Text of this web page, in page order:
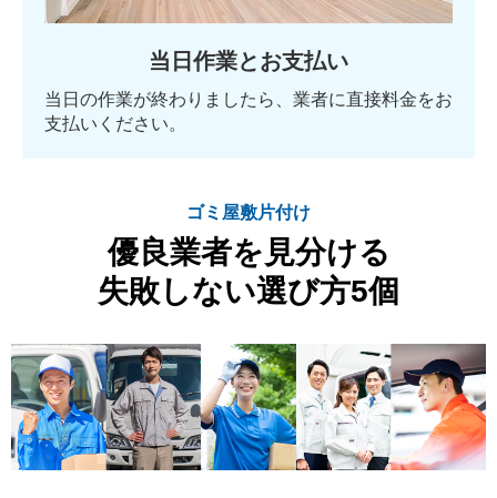
当日作業とお支払い
当日の作業が終わりましたら、業者に直接料金をお
支払いください。
ゴミ屋敷片付け
優良業者を見分ける
失敗しない選び方5個